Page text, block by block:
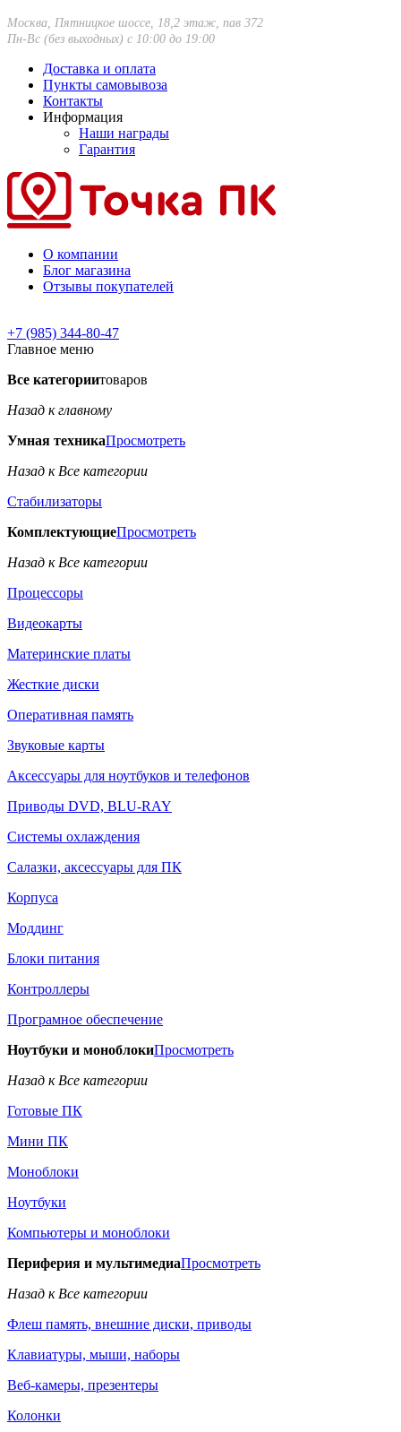
Москва, Пятницкое шоссе, 18,2 этаж, пав 372
Пн-Вс (без выходных) с 10:00 до 19:00
Доставка и оплата
Пункты самовывоза
Контакты
Информация
Наши награды
Гарантия
О компании
Блог магазина
Отзывы покупателей
+7 (985) 344-80-47
Главное меню
Все категориитоваров
Назад к главному
Умная техникаПросмотреть
Назад к Все категории
Стабилизаторы
КомплектующиеПросмотреть
Назад к Все категории
Процессоры
Видеокарты
Материнские платы
Жесткие диски
Оперативная память
Звуковые карты
Аксессуары для ноутбуков и телефонов
Приводы DVD, BLU-RAY
Системы охлаждения
Салазки, аксессуары для ПК
Корпуса
Моддинг
Блоки питания
Контроллеры
Програмное обеспечение
Ноутбуки и моноблокиПросмотреть
Назад к Все категории
Готовые ПК
Мини ПК
Моноблоки
Ноутбуки
Компьютеры и моноблоки
Периферия и мультимедиаПросмотреть
Назад к Все категории
Флеш память, внешние диски, приводы
Клавиатуры, мыши, наборы
Веб-камеры, презентеры
Колонки